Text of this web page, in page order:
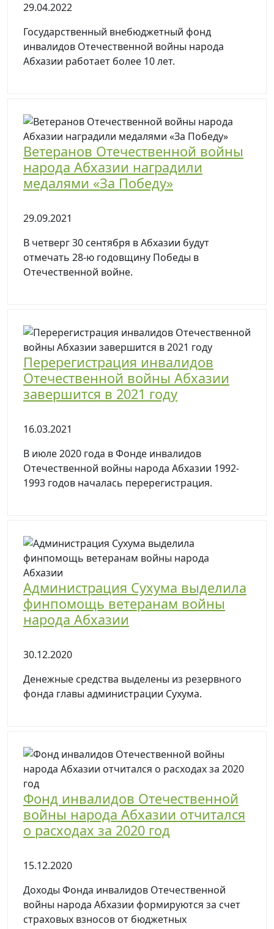
29.04.2022
Государственный внебюджетный фонд
инвалидов Отечественной войны народа
Абхазии работает более 10 лет.
Ветеранов Отечественной войны
народа Абхазии наградили
медалями «За Победу»
29.09.2021
В четверг 30 сентября в Абхазии будут
отмечать 28-ю годовщину Победы в
Отечественной войне.
Перерегистрация инвалидов
Отечественной войны Абхазии
завершится в 2021 году
16.03.2021
В июле 2020 года в Фонде инвалидов
Отечественной войны народа Абхазии 1992-
1993 годов началась перерегистрация.
Администрация Сухума выделила
финпомощь ветеранам войны
народа Абхазии
30.12.2020
Денежные средства выделены из резервного
фонда главы администрации Сухума.
Фонд инвалидов Отечественной
войны народа Абхазии отчитался
о расходах за 2020 год
15.12.2020
Доходы Фонда инвалидов Отечественной
войны народа Абхазии формируются за счет
страховых взносов от бюджетных